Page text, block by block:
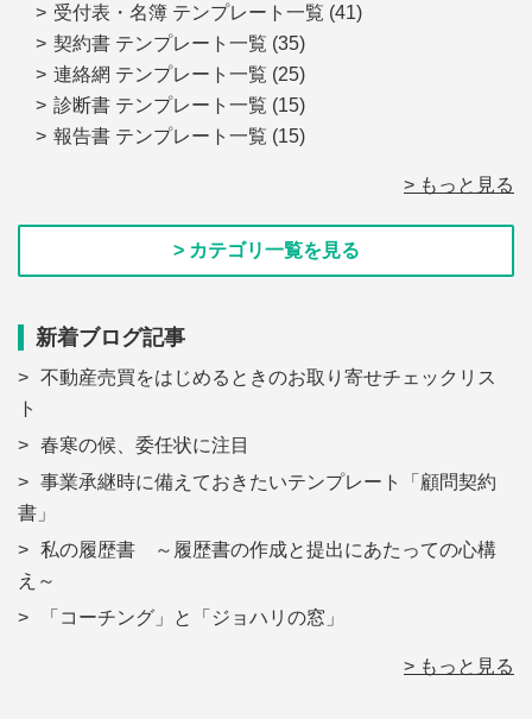
受付表・名簿 テンプレート一覧 (41)
契約書 テンプレート一覧 (35)
連絡網 テンプレート一覧 (25)
診断書 テンプレート一覧 (15)
報告書 テンプレート一覧 (15)
> もっと見る
> カテゴリ一覧を見る
新着ブログ記事
不動産売買をはじめるときのお取り寄せチェックリス
ト
春寒の候、委任状に注目
事業承継時に備えておきたいテンプレート「顧問契約
書」
私の履歴書 ～履歴書の作成と提出にあたっての心構
え～
「コーチング」と「ジョハリの窓」
> もっと見る